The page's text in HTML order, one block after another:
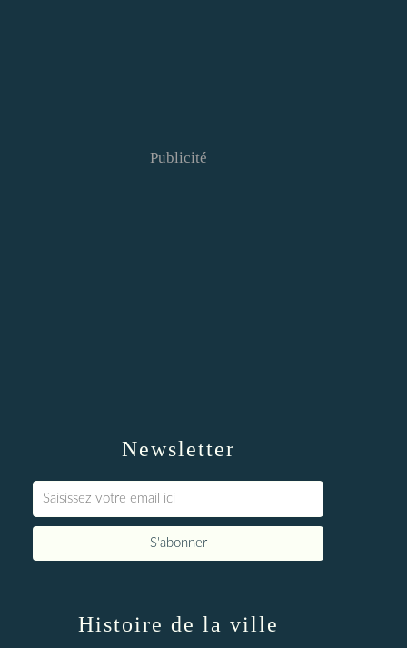
Newsletter
Publicité
Histoire de la ville